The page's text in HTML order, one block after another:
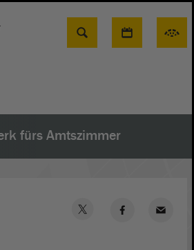
Suche
fürs Amtszimmer